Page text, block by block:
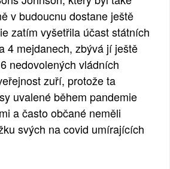
v budoucnu dostane ještě
zatím vyšetřila účast státních
4 mejdanech, zbývá jí ještě
nedovolených vládních
zuří, protože ta
uvalené během pandemie
a často občané neměli
svých na covid umírajících